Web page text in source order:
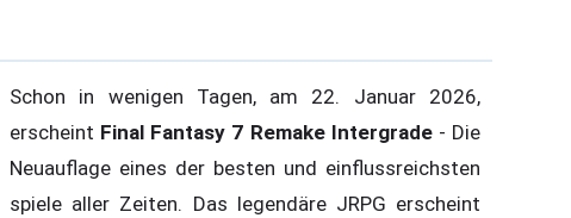
Schon in wenigen Tagen, am 22. Januar 2026,
erscheint Final Fantasy 7 Remake Intergrade- Die
Neuauflage eines der besten und einflussreichsten
spiele aller Zeiten. Das legendäre JRPG erscheint